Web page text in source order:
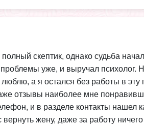
скептик, однако судьба
уже, и выручал психолог.
а я остался без работы в эту
отзывы наиболее мне
и в разделе контакты нашел
жену, даже за работу